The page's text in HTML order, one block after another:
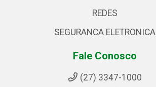
REDES
SEGURANCA ELETRONICA
Fale Conosco
(27) 3347-1000